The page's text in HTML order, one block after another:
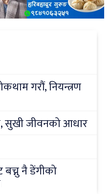
गरौं, नियन्त्रण
सुखी जीवनको आधार
बच्नु नै डेंगीको